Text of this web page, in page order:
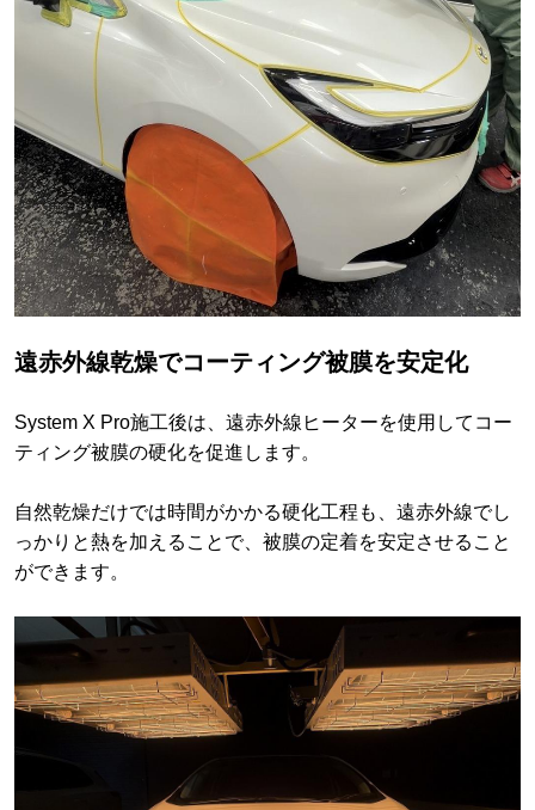
遠赤外線乾燥でコーティング被膜を安定化
System X Pro施工後は、遠赤外線ヒーターを使用してコー
ティング被膜の硬化を促進します。
自然乾燥だけでは時間がかかる硬化工程も、遠赤外線でし
っかりと熱を加えることで、被膜の定着を安定させること
ができます。